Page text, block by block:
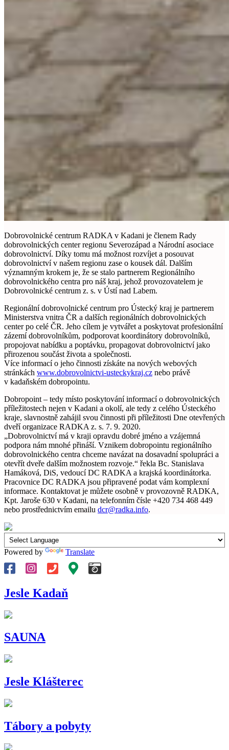
Dobrovolnické centrum RADKA v Kadani je členem Rady
dobrovolnických center regionu Severozápad a Národní asociace
dobrovolnictví. Díky tomu má možnost rozvíjet a posouvat
dobrovolnictví v našem regionu zase o kousek dál. Dalším
významným krokem je, že se stalo partnerem Regionálního
dobrovolnického centra pro náš kraj, jehož provozovatelem je
Dobrovolnické centrum z. s. v Ústí nad Labem.
Regionální dobrovolnické centrum pro Ústecký kraj je partnerem
Ministerstva vnitra ČR a dalších regionálních dobrovolnických
center po celé ČR. Jeho cílem je vytvářet a poskytovat profesionální
zázemí dobrovolníkům, podporovat koordinátory dobrovolníků,
propojovat nabídku a poptávku, propagovat dobrovolnictví jako
přirozenou součást života a společnosti.
Více informací o jeho činnosti získáte na nových webových
stránkách www.dobrovolnictvi-usteckykraj.cz nebo právě
v kadaňském dobropointu.
Dobropoint – tedy místo poskytování informací o dobrovolnických
příležitostech nejen v Kadani a okolí, ale tedy z celého Ústeckého
kraje, slavnostně zahájil svou činnosti při příležitosti Dne otevřených
dveří organizace RADKA z. s. 7. 9. 2020.
„Dobrovolnictví má v kraji opravdu dobré jméno a vzájemná
podpora nám mnohé přináší. Vznikem dobropointu regionálního
dobrovolnického centra chceme navázat na dosavadní spolupráci a
otevřít dveře dalším možnostem rozvoje.“ řekla Bc. Stanislava
Hamáková, DiS, vedoucí DC RADKA a krajská koordinátorka.
Pracovnice DC RADKA jsou připravené podat vám komplexní
informace. Kontaktovat je můžete osobně v provozovně RADKA,
Kpt. Jaroše 630 v Kadani, na telefonním čísle +420 734 468 449
nebo prostřednictvím emailu dcr@radka.info.
Powered by Translate
Jesle Kadaň
SAUNA
Jesle Klášterec
Tábory a pobyty